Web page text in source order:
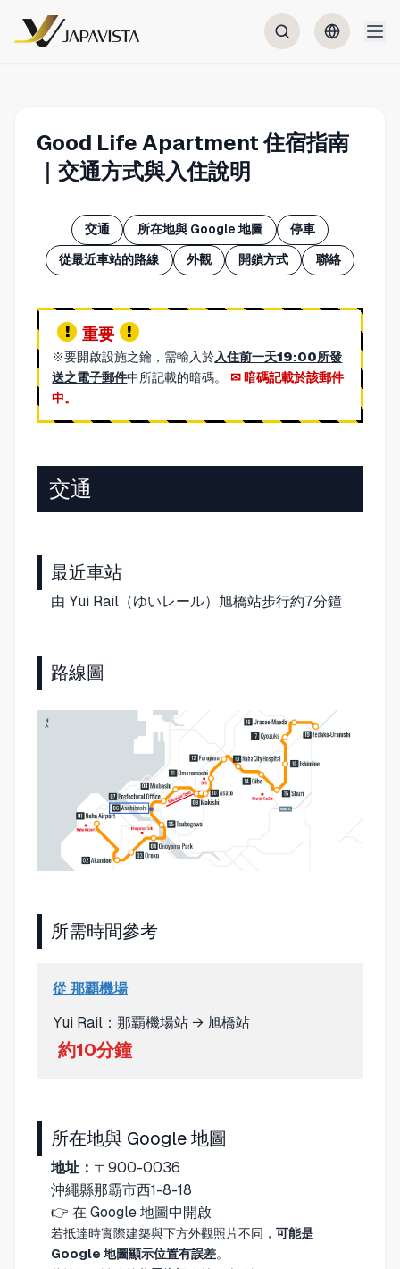
Good Life Apartment 住宿指南
｜交通方式與入住說明
交通 所在地與 Google 地圖 停車
從最近車站的路線 外觀 開鎖方式 聯絡
重要
※要開啟設施之鑰，需輸入於入住前一天19:00所發
送之電子郵件中所記載的暗碼。
暗碼記載於該郵件
中。
交通
最近車站
由 Yui Rail（ゆいレール）旭橋站步行約7分鐘
路線圖
所需時間參考
從 那覇機場
Yui Rail：那覇機場站 → 旭橋站
約10分鐘
所在地與 Google 地圖
地址： 〒900-0036
沖繩縣那霸市西1-8-18
👉 在 Google 地圖中開啟
若抵達時實際建築與下方外觀照片不同， 可能是
Google 地圖顯示位置有誤差。